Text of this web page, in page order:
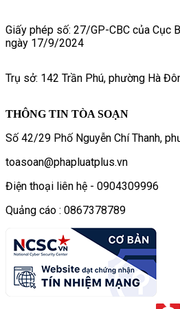
Giấy phép số: 27/GP-CBC của Cục
ngày 17/9/2024
Trụ sở: 142 Trần Phú, phường Hà
THÔNG TIN TÒA SOẠN
Số 42/29 Phố Nguyễn Chí Thanh,
toasoan@phapluatplus.vn
Điện thoại liên hệ - 0904309996
Quảng cáo : 0867378789